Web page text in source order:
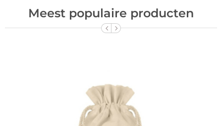
Meest populaire producten